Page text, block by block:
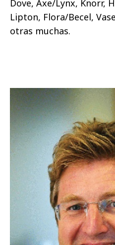
Dove, Axe/Lynx, Knorr,
Lipton, Flora/Becel,
otras muchas.